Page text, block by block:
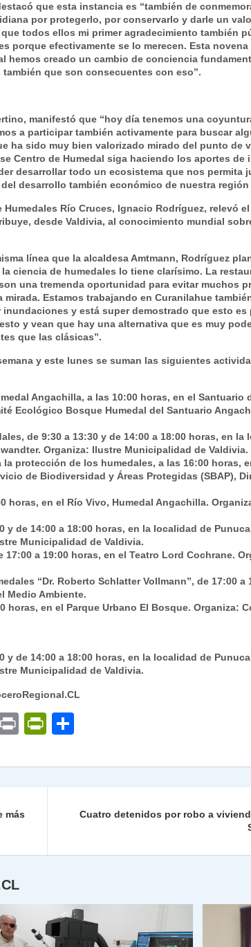
que esta instancia es “también de
por protegerlo, por conservarlo y darle un
todos ellos mi primer agradecimiento también
porque efectivamente se lo merecen. Esta novena
hemos creado un cambio de conciencia
que son consecuentes con eso”.
manifestó que “hoy día tenemos una
a participar también activamente para buscar
ha sido muy bien valorizado mirado del punto de
Centro de Humedal siga haciendo los aportes de
desarrollar todo un ecosistema que nos permita
desarrollo también económico de nuestra región
Río Cruces, Ignacio Rodríguez, relevó
desde Valdivia, al conocimiento mundial
línea que la alcaldesa Amtmann, Rodríguez
ciencia de humedales lo tiene clarísimo. La
una tremenda oportunidad para evitar muchos
Estamos trabajando en Curanilahue
y está super demostrado que esto es
y vean que hay una alternativa que es muy
que las clásicas”.
y este lunes se suman las siguientes
Angachilla, a las 10:00 horas, en el Santuario
Ecológico Bosque Humedal del Santuario
de 9:30 a 13:30 y de 14:00 a 18:00 horas, en la
Organiza: Ilustre Municipalidad de Valdivia.
protección de los humedales, a las 16:00 horas,
de Biodiversidad y Áreas Protegidas (SBAP),
horas, en el Río Vivo, Humedal Angachilla.
y de 14:00 a 18:00 horas, en la localidad de
Municipalidad de Valdivia.
a 19:00 horas, en el Teatro Lord Cochrane.
“Dr. Roberto Schlatter Vollmann”, de 17:00 a
Medio Ambiente.
horas, en el Parque Urbano El Bosque. Organiza:
y de 14:00 a 18:00 horas, en la localidad de
Municipalidad de Valdivia.
E
P
nt
P
nt
dl
m
ar
más
Cuatro detenidos por robo a